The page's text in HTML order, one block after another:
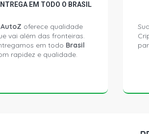
EM TODO O BRASIL
AutoZ oferece qualidade
vai além das fronteiras.
em todo Brasil
rapidez e qualidade.